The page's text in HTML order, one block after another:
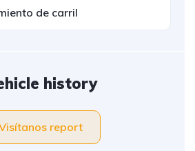
de carril
history
report